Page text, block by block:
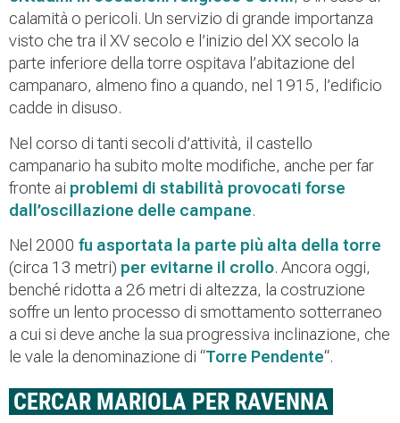
calamità o pericoli. Un servizio di grande importanza
visto che tra il XV secolo e l’inizio del XX secolo la
parte inferiore della torre ospitava l’abitazione del
campanaro, almeno fino a quando, nel 1915, l’edificio
cadde in disuso.
Nel corso di tanti secoli d’attività, il castello
campanario ha subito molte modifiche, anche per far
fronte ai problemi di stabilità provocati forse
dall’oscillazione delle campane.
Nel 2000 fu asportata la parte più alta della torre
(circa 13 metri) per evitarne il crollo. Ancora oggi,
benché ridotta a 26 metri di altezza, la costruzione
soffre un lento processo di smottamento sotterraneo
a cui si deve anche la sua progressiva inclinazione, che
le vale la denominazione di “Torre Pendente“.
CERCAR MARIOLA PER RAVENNA